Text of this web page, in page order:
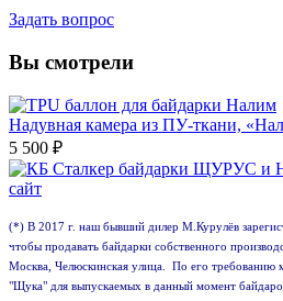
Задать вопрос
Вы смотрели
Надувная камера из ПУ-ткани,
5 500 ₽
(*) В 2017 г. наш бывший дилер М.Курулёв
чтобы продавать байдарки собственного
Москва, Челюскинская улица. По его требованию
"Щука" для выпускаемых в данный момент